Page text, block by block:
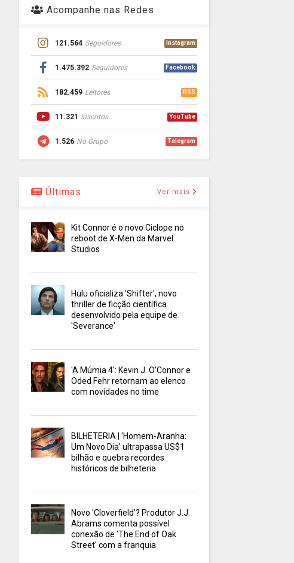
Acompanhe nas Redes
121.564 Seguidores Instagram
1.475.392 Seguidores Facebook
182.459 Leitores RSS
11.321 Inscritos YouTube
1.526 No Grupo Telegram
Últimas Ver mais
Kit Connor é o novo Ciclope no
reboot de X-Men da Marvel
Studios
Hulu oficializa 'Shifter', novo
thriller de ficção científica
desenvolvido pela equipe de
'Severance'
'A Múmia 4': Kevin J. O’Connor e
Oded Fehr retornam ao elenco
com novidades no time
BILHETERIA | 'Homem-Aranha:
Um Novo Dia' ultrapassa US$1
bilhão e quebra recordes
históricos de bilheteria
Novo 'Cloverfield'? Produtor J.J.
Abrams comenta possível
conexão de 'The End of Oak
Street' com a franquia